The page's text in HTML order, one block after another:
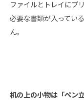
ファイルとトレイにプ
必要な書類が入ってい
ん。
机の上の小物は「ペン